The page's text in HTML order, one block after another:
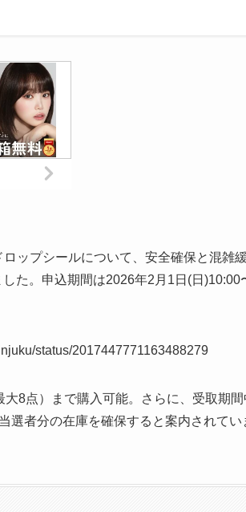
ップシールについて、安全確保と混雑
た。申込期間は2026年2月1日(日)10:00
status/2017447771163488279
8点）まで購入可能。さらに、受取期
者分の在庫を確保すると案内されてい